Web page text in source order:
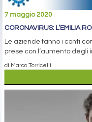
7 maggio 2020
CORONAVIRUS: L’EMILIA
Le aziende fanno i conti
prese con l’aumento degli
di Marco Torricelli